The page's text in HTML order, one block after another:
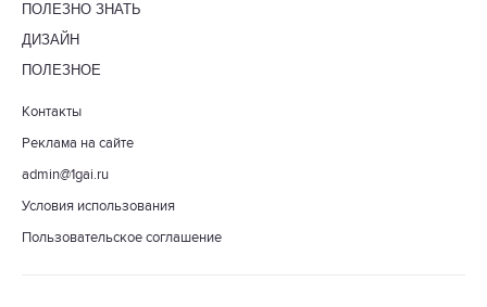
ПОЛЕЗНО ЗНАТЬ
ДИЗАЙН
ПОЛЕЗНОЕ
Контакты
Реклама на сайте
admin@1gai.ru
Условия использования
Пользовательское соглашение